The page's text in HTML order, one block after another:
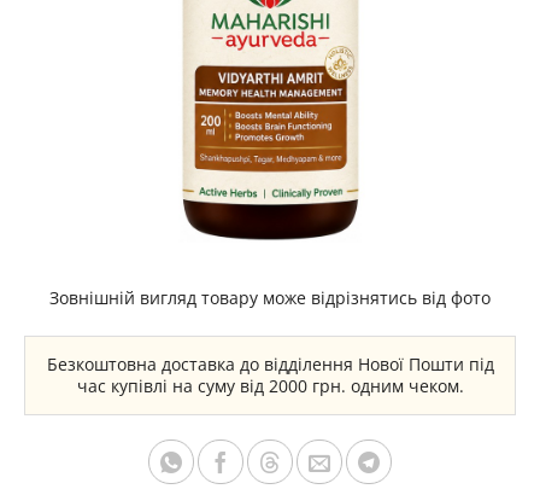
Зовнішній вигляд товару може відрізнятись від фото
Безкоштовна доставка до відділення Нової Пошти під
час купівлі на суму від 2000 грн. одним чеком.